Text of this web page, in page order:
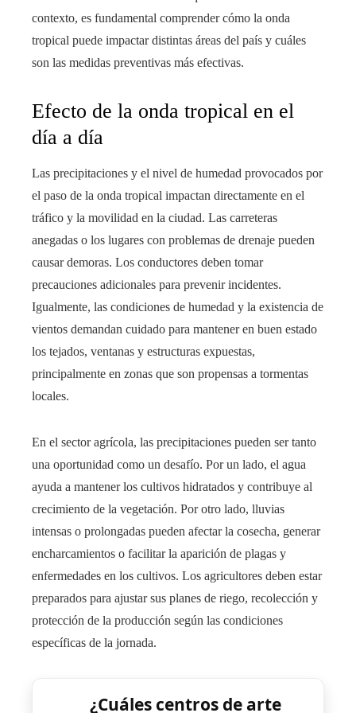
contexto, es fundamental comprender cómo la onda
tropical puede impactar distintas áreas del país y cuáles
son las medidas preventivas más efectivas.
Efecto de la onda tropical en el
día a día
Las precipitaciones y el nivel de humedad provocados por
el paso de la onda tropical impactan directamente en el
tráfico y la movilidad en la ciudad. Las carreteras
anegadas o los lugares con problemas de drenaje pueden
causar demoras. Los conductores deben tomar
precauciones adicionales para prevenir incidentes.
Igualmente, las condiciones de humedad y la existencia de
vientos demandan cuidado para mantener en buen estado
los tejados, ventanas y estructuras expuestas,
principalmente en zonas que son propensas a tormentas
locales.
En el sector agrícola, las precipitaciones pueden ser tanto
una oportunidad como un desafío. Por un lado, el agua
ayuda a mantener los cultivos hidratados y contribuye al
crecimiento de la vegetación. Por otro lado, lluvias
intensas o prolongadas pueden afectar la cosecha, generar
encharcamientos o facilitar la aparición de plagas y
enfermedades en los cultivos. Los agricultores deben estar
preparados para ajustar sus planes de riego, recolección y
protección de la producción según las condiciones
específicas de la jornada.
¿Cuáles centros de arte